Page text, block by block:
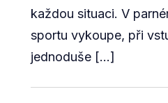
jako
součást
vaší
každou situaci. V
sportu vykoupe, při
jednoduše […]